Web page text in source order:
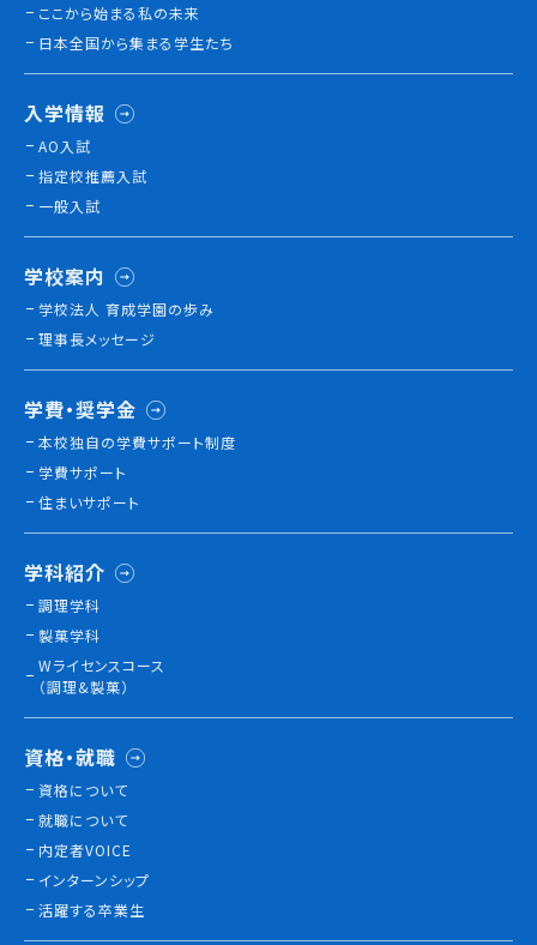
ここから始まる私の未来
日本全国から集まる学生たち
入学情報
AO入試
指定校推薦入試
一般入試
学校案内
学校法人 育成学園の歩み
理事長メッセージ
学費・奨学金
本校独⾃の学費サポート制度
学費サポート
住まいサポート
学科紹介
調理学科
製菓学科
Wライセンスコース
（調理&製菓）
資格・就職
資格について
就職について
内定者VOICE
インターンシップ
活躍する卒業生